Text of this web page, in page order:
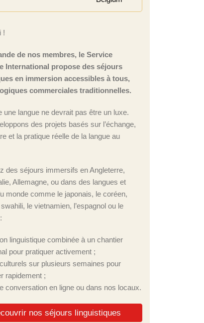
!
de nos membres, le Service
International propose des séjours
en immersion accessibles à tous,
commerciales traditionnelles.
une langue ne devrait pas être un luxe.
des projets basés sur l’échange,
et la pratique réelle de la langue au
des séjours immersifs en Angleterre,
Allemagne, ou dans des langues et
monde comme le japonais, le coréen,
swahili, le vietnamien, l’espagnol ou le
linguistique combinée à un chantier
pour pratiquer activement ;
sur plusieurs semaines pour
rapidement ;
conversation en ligne ou dans nos locaux.
nos séjours linguistiques